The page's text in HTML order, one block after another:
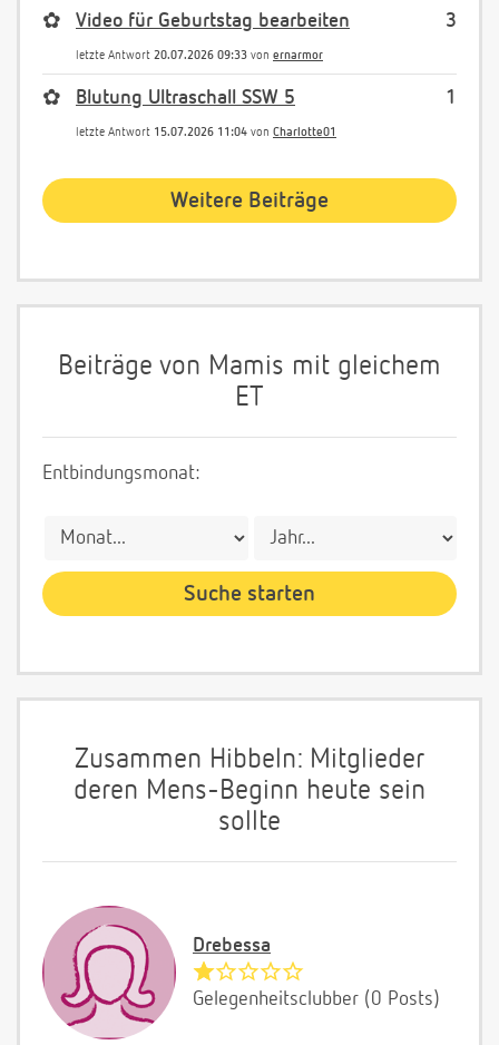
3
✿ Video für Geburtstag bearbeiten
letzte Antwort 20.07.2026 09:33 von ernarmor
1
✿ Blutung Ultraschall SSW 5
letzte Antwort 15.07.2026 11:04 von Charlotte01
Weitere Beiträge
Beiträge von Mamis mit gleichem
ET
Entbindungsmonat:
Zusammen Hibbeln: Mitglieder
deren Mens-Beginn heute sein
sollte
Drebessa
Gelegenheitsclubber (0 Posts)